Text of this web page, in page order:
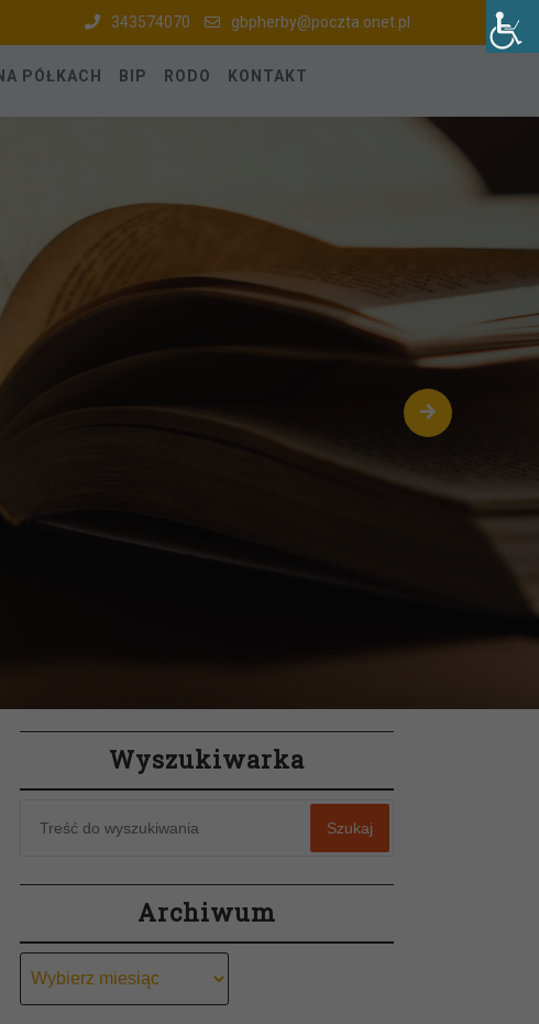
343574070 gbpherby@poczta.onet.pl
PÓŁKACH BIP RODO KONTAKT
dzieci w Herbach
do piątku w godzinach od 8.00 do 15.00
Wyszukiwarka
Szukaj
Archiwum